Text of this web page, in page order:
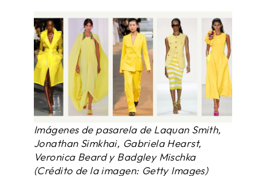
Imágenes de pasarela de Laquan Smith,
Jonathan Simkhai, Gabriela Hearst,
Veronica Beard y Badgley Mischka
(Crédito de la imagen: Getty Images)